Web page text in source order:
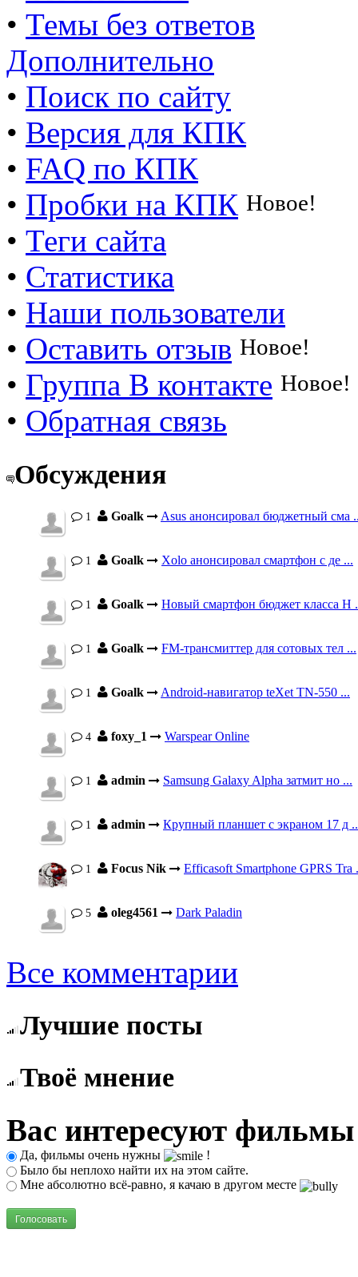
• Темы без ответов
Дополнительно
• Поиск по сайту
• Версия для КПК
• FAQ по КПК
• Пробки на КПК Новое!
• Теги сайта
• Статистика
• Наши пользователи
• Оставить отзыв Новое!
• Группа В контакте Новое!
• Обратная связь
Обсуждения
1 Goalk Asus анонсировал бюджетный сма
1 Goalk Xolo анонсировал смартфон с де ...
1 Goalk Новый смартфон бюджет класса H
1 Goalk FM-трансмиттер для сотовых тел ...
1 Goalk Android-навигатор teXet TN-550 ...
4 foxy_1 Warspear Online
1 admin Samsung Galaxy Alpha затмит но ...
1 admin Крупный планшет с экраном 17 д
1 Focus Nik Efficasoft Smartphone GPRS Tra
5 oleg4561 Dark Paladin
Все комментарии
Лучшие посты
Твоё мнение
Вас интересуют
Да, фильмы очень нужны
!
Было бы неплохо найти их на этом сайте.
Мне абсолютно всё-равно, я качаю в другом месте
Голосовать